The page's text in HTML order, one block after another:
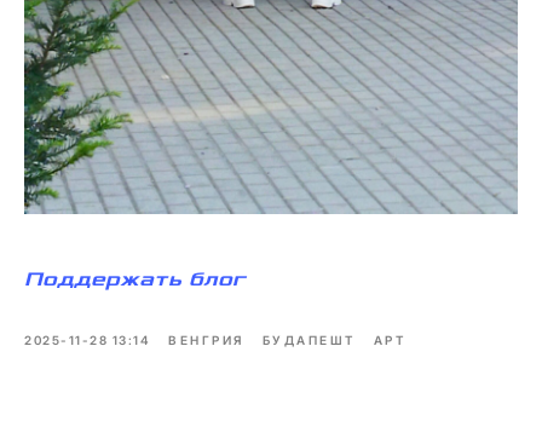
Поддержать блог
2025-11-28 13:14 ВЕНГРИЯ БУДАПЕШТ АРТ